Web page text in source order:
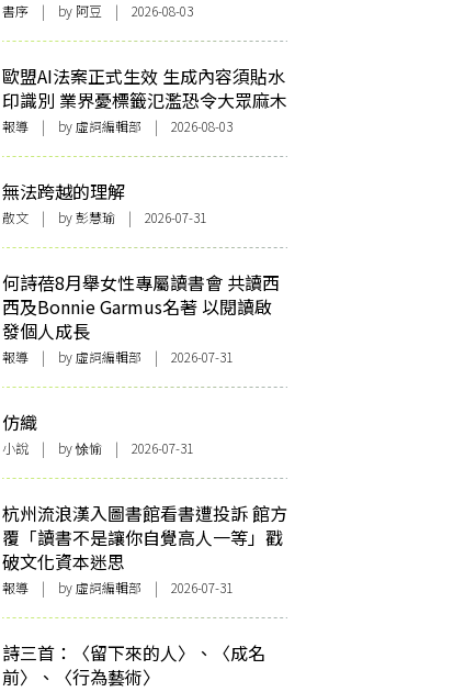
書序 | by 阿豆 | 2026-08-03
歐盟AI法案正式生效 生成內容須貼水
印識別 業界憂標籤氾濫恐令大眾麻木
報導 | by 虛詞編輯部 | 2026-08-03
無法跨越的理解
散文 | by 彭慧瑜 | 2026-07-31
何詩蓓8月舉女性專屬讀書會 共讀西
西及Bonnie Garmus名著 以閱讀啟
發個人成長
報導 | by 虛詞編輯部 | 2026-07-31
仿織
小說 | by 悇愉 | 2026-07-31
杭州流浪漢入圖書館看書遭投訴 館方
覆「讀書不是讓你自覺高人一等」戳
破文化資本迷思
報導 | by 虛詞編輯部 | 2026-07-31
詩三首：〈留下來的人〉、〈成名
前〉、〈行為藝術〉